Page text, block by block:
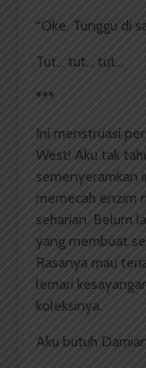
“Oke. Tunggu di
Tut… tut… tut…
***
Ini menstruasi
West! Aku tak
semenyeramkan
memecah enzim
seharian. Belum
yang membuat
Rasanya mau
lemari
koleksinya.
Aku butuh